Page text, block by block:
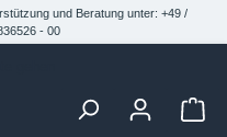
und Beratung unter: +49 /
- 00